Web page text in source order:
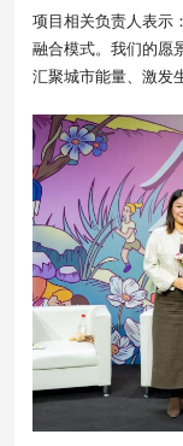
项目相关负责人表示
融合模式。我们的愿
汇聚城市能量、激发